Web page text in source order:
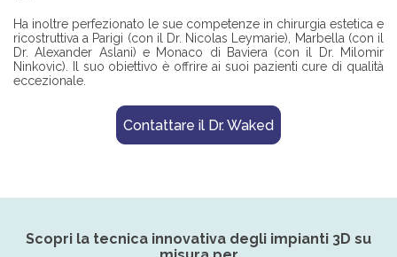
Ha inoltre perfezionato le sue competenze in chirurgia estetica e
ricostruttiva a Parigi (con il Dr. Nicolas Leymarie), Marbella (con il
Dr. Alexander Aslani) e Monaco di Baviera (con il Dr. Milomir
Ninkovic). Il suo obiettivo è offrire ai suoi pazienti cure di qualità
eccezionale.
Contattare il Dr. Waked
Scopri la tecnica innovativa degli impianti 3D su